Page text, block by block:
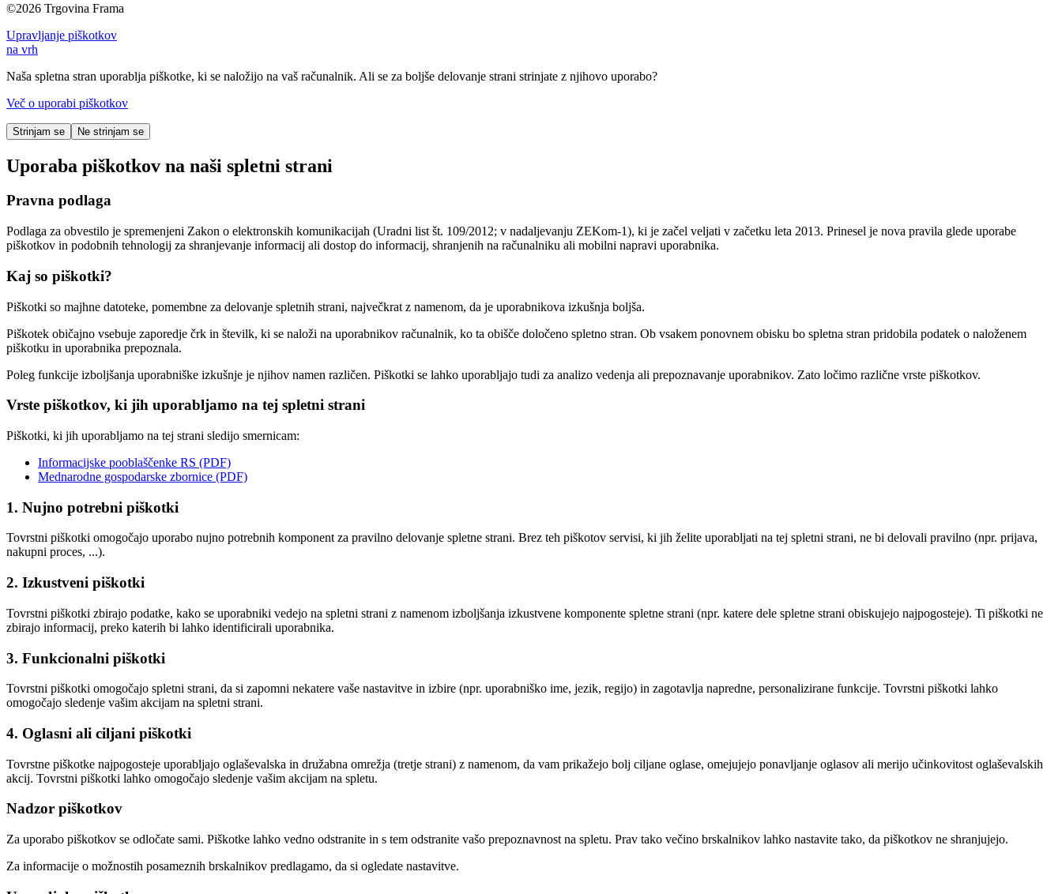
©2026 Trgovina Frama
Upravljanje piškotkov
na vrh
Naša spletna stran uporablja piškotke, ki se naložijo na vaš računalnik. Ali se za boljše delovanje strani strinjate z njihovo uporabo?
Več o uporabi piškotkov
Strinjam se Ne strinjam se
Uporaba piškotkov na naši spletni strani
Pravna podlaga
Podlaga za obvestilo je spremenjeni Zakon o elektronskih komunikacijah (Uradni list št. 109/2012; v nadaljevanju ZEKom-1), ki je začel veljati v začetku leta 2013. Prinesel je nova pravila glede uporabe
piškotkov in podobnih tehnologij za shranjevanje informacij ali dostop do informacij, shranjenih na računalniku ali mobilni napravi uporabnika.
Kaj so piškotki?
Piškotki so majhne datoteke, pomembne za delovanje spletnih strani, največkrat z namenom, da je uporabnikova izkušnja boljša.
Piškotek običajno vsebuje zaporedje črk in številk, ki se naloži na uporabnikov računalnik, ko ta obišče določeno spletno stran. Ob vsakem ponovnem obisku bo spletna stran pridobila podatek o naloženem
piškotku in uporabnika prepoznala.
Poleg funkcije izboljšanja uporabniške izkušnje je njihov namen različen. Piškotki se lahko uporabljajo tudi za analizo vedenja ali prepoznavanje uporabnikov. Zato ločimo različne vrste piškotkov.
Vrste piškotkov, ki jih uporabljamo na tej spletni strani
Piškotki, ki jih uporabljamo na tej strani sledijo smernicam:
Informacijske pooblaščenke RS (PDF)
Mednarodne gospodarske zbornice (PDF)
1. Nujno potrebni piškotki
Tovrstni piškotki omogočajo uporabo nujno potrebnih komponent za pravilno delovanje spletne strani. Brez teh piškotov servisi, ki jih želite uporabljati na tej spletni strani, ne bi delovali pravilno (npr. prijava,
nakupni proces, ...).
2. Izkustveni piškotki
Tovrstni piškotki zbirajo podatke, kako se uporabniki vedejo na spletni strani z namenom izboljšanja izkustvene komponente spletne strani (npr. katere dele spletne strani obiskujejo najpogosteje). Ti piškotki ne
zbirajo informacij, preko katerih bi lahko identificirali uporabnika.
3. Funkcionalni piškotki
Tovrstni piškotki omogočajo spletni strani, da si zapomni nekatere vaše nastavitve in izbire (npr. uporabniško ime, jezik, regijo) in zagotavlja napredne, personalizirane funkcije. Tovrstni piškotki lahko
omogočajo sledenje vašim akcijam na spletni strani.
4. Oglasni ali ciljani piškotki
Tovrstne piškotke najpogosteje uporabljajo oglaševalska in družabna omrežja (tretje strani) z namenom, da vam prikažejo bolj ciljane oglase, omejujejo ponavljanje oglasov ali merijo učinkovitost oglaševalskih
akcij. Tovrstni piškotki lahko omogočajo sledenje vašim akcijam na spletu.
Nadzor piškotkov
Za uporabo piškotkov se odločate sami. Piškotke lahko vedno odstranite in s tem odstranite vašo prepoznavnost na spletu. Prav tako večino brskalnikov lahko nastavite tako, da piškotkov ne shranjujejo.
Za informacije o možnostih posameznih brskalnikov predlagamo, da si ogledate nastavitve.